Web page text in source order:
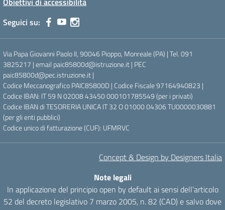
Seguici su:
Via Papa Giovanni Paolo II, 90046 Pioppo, Monreale (PA) | Tel. 091
3825217 | email paic85800d@istruzione.it | PEC
paic85800d@pec.istruzione.it |
Codice Meccanografico PAIC85800D | Codice Fiscale 97164940823 |
Codice IBAN: IT 59 N 02008 43450 000101785549 (per i privati)
Codice IBAN di TESORERIA UNICA IT 32 O 01000 04306 TU0000030881
(per gli enti pubblici)
Codice unico di fatturazione (CUF): UFMRVC
Concept & Design by Designers Italia
Note legali
In applicazione del principio open by default ai sensi dell’articolo
52 del decreto legislativo 7 marzo 2005, n. 82 (CAD) e salvo dove